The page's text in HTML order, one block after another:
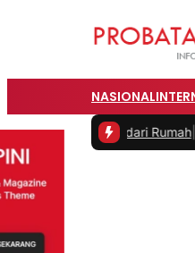
NASIONAL
dari Rumah #2 -